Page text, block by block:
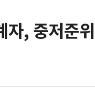
자, 중저준